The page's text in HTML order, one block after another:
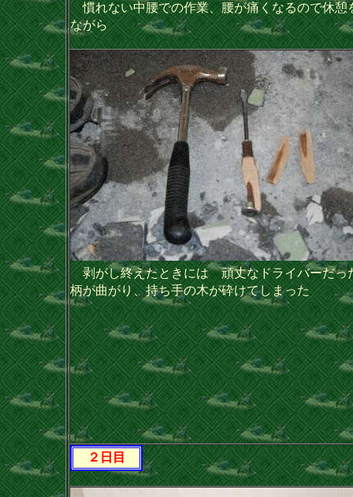
慣れない中腰での作業、腰が痛くなるので休憩
ながら
剥がし終えたときには 頑丈なドライバーだ
柄が曲がり、持ち手の木が砕けてしまった
２日目